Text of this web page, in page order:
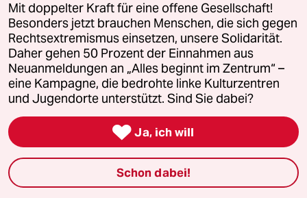
Biolandwirtschaft in Brandenburg
Woher Milch und Honig fließen
Die Regionalwert AG unterstützt Bauern mit Zuschüssen.
Viele Landwirte konnten dadurch ihre Höfe
modernisieren und behalten.
Mit doppelter Kraft für eine offene Gesellschaft!
Besonders jetzt brauchen Menschen, die sich gegen
Rechtsextremismus einsetzen, unsere Solidarität.
Daher gehen 50 Prozent der Einnahmen aus
Neuanmeldungen an „Alles beginnt im Zentrum“ –
eine Kampagne, die bedrohte linke Kulturzentren
und Jugendorte unterstützt. Sind Sie dabei?
 Ja, ich will
Schon dabei!